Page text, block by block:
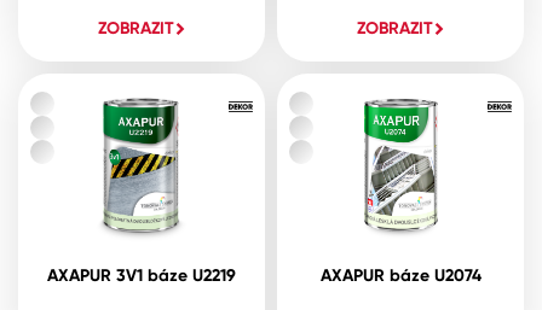
ZOBRAZIT ZOBRAZIT
AXAPUR 3V1 báze U2219 AXAPUR báze U2074